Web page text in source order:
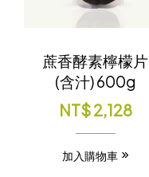
蔗香酵素檸檬片
(含汁) 600g
NT$2,128
加入購物車